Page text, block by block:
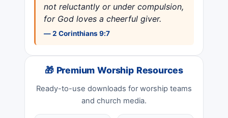
not reluctantly or under compulsion,
for God loves a cheerful giver.
— 2 Corinthians 9:7
🎁 Premium Worship Resources
Ready-to-use downloads for worship teams
and church media.